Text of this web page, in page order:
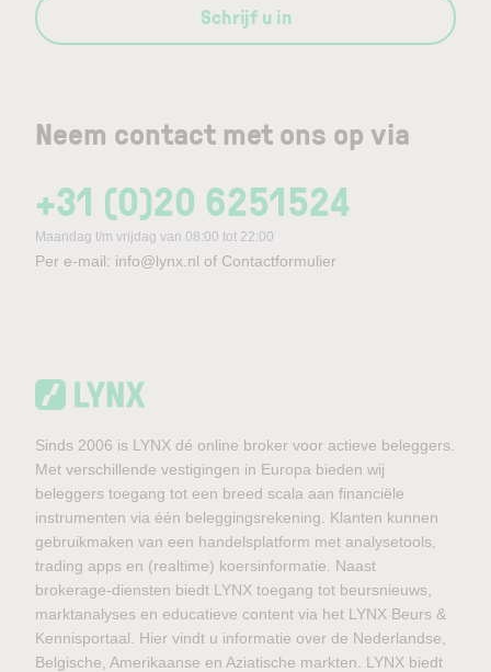
Neem contact met ons op via
+31 (0)20 6251524
Maandag t/m vrijdag van 08:00 tot 22:00
Per e-mail: info@lynx.nl of Contactformulier
Schrijf u in
Sinds 2006 is LYNX dé online broker voor actieve beleggers.
Met verschillende vestigingen in Europa bieden wij
beleggers toegang tot een breed scala aan financiële
instrumenten via één beleggingsrekening. Klanten kunnen
gebruikmaken van een handelsplatform met analysetools,
trading apps en (realtime) koersinformatie. Naast
brokerage-diensten biedt LYNX toegang tot beursnieuws,
marktanalyses en educatieve content via het LYNX Beurs &
Kennisportaal. Hier vindt u informatie over de Nederlandse,
Belgische, Amerikaanse en Aziatische markten. LYNX biedt